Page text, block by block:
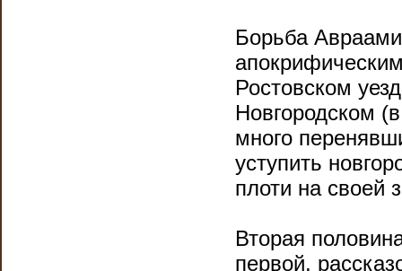
Борьба
Ростовском
Новгородском
много
уступить
плоти на своей
Вторая
первой,